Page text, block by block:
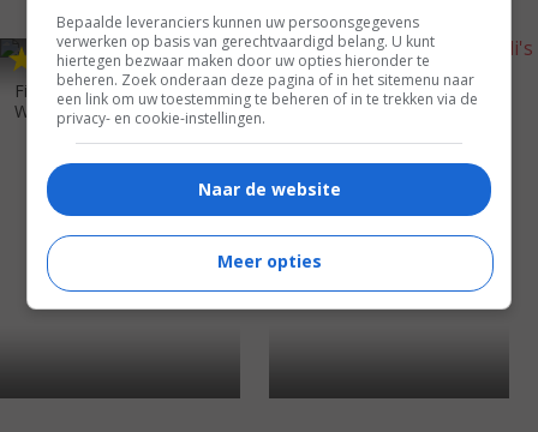
,8
Final Fantasy: The Spirits
Within (2001)
4,5
The Jungle Book: Mowgli's
Story (1998)
Bepaalde leveranciers kunnen uw persoonsgegevens
verwerken op basis van gerechtvaardigd belang. U kunt
hiertegen bezwaar maken door uw opties hieronder te
beheren. Zoek onderaan deze pagina of in het sitemenu naar
een link om uw toestemming te beheren of in te trekken via de
privacy- en cookie-instellingen.
Naar de website
Meer opties